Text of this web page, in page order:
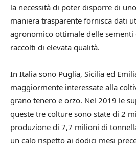
la necessità di poter disporre di
maniera trasparente fornisca dati
agronomico ottimale delle sementi
raccolti di elevata qualità.
In Italia sono Puglia, Sicilia ed
maggiormente interessate alla
grano tenero e orzo. Nel 2019 le
queste tre colture sono state di 2
produzione di 7,7 milioni di
un calo rispetto ai dodici mesi